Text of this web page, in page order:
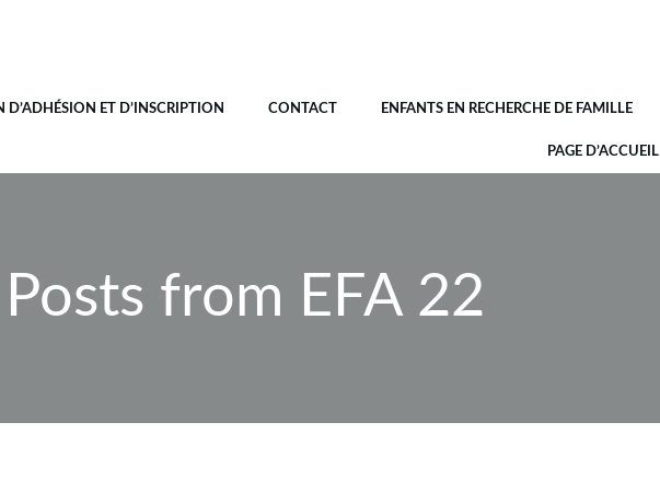
D’ADHÉSION ET D’INSCRIPTION CONTACT ENFANTS EN RECHERCHE DE FAMILLE
PAGE D’ACCUEIL
Posts from EFA 22